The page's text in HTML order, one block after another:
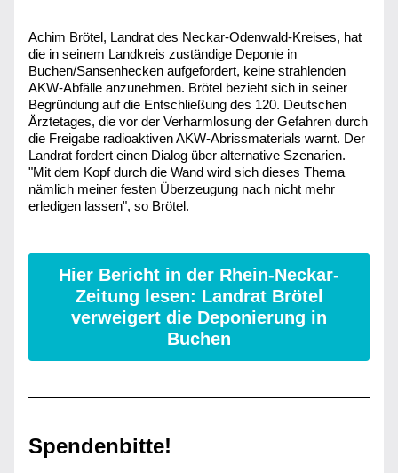
Achim Brötel, Landrat des Neckar-Odenwald-Kreises, hat
die in seinem Landkreis zuständige Deponie in
Buchen/Sansenhecken aufgefordert, keine strahlenden
AKW-Abfälle anzunehmen. Brötel bezieht sich in seiner
Begründung auf die Entschließung des 120. Deutschen
Ärztetages, die vor der Verharmlosung der Gefahren durch
die Freigabe radioaktiven AKW-Abrissmaterials warnt. Der
Landrat fordert einen Dialog über alternative Szenarien.
"Mit dem Kopf durch die Wand wird sich dieses Thema
nämlich meiner festen Überzeugung nach nicht mehr
erledigen lassen", so Brötel.
Hier Bericht in der Rhein-Neckar-
Zeitung lesen: Landrat Brötel
verweigert die Deponierung in
Buchen
Spendenbitte!